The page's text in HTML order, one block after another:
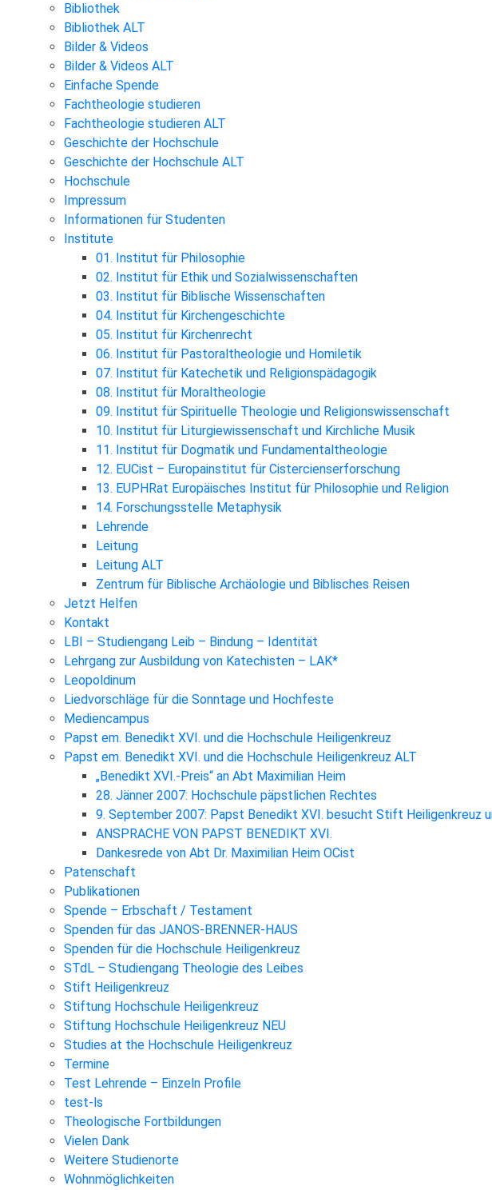
Bibliothek
Bibliothek ALT
Bilder & Videos
Bilder & Videos ALT
Einfache Spende
Fachtheologie studieren
Fachtheologie studieren ALT
Geschichte der Hochschule
Geschichte der Hochschule ALT
Hochschule
Impressum
Informationen für Studenten
Institute
01. Institut für Philosophie
02. Institut für Ethik und Sozialwissenschaften
03. Institut für Biblische Wissenschaften
04. Institut für Kirchengeschichte
05. Institut für Kirchenrecht
06. Institut für Pastoraltheologie und Homiletik
07. Institut für Katechetik und Religionspädagogik
08. Institut für Moraltheologie
09. Institut für Spirituelle Theologie und Religionswissenschaft
10. Institut für Liturgiewissenschaft und Kirchliche Musik
11. Institut für Dogmatik und Fundamentaltheologie
12. EUCist – Europainstitut für Cistercienserforschung
13. EUPHRat Europäisches Institut für Philosophie und Religion
14. Forschungsstelle Metaphysik
Lehrende
Leitung
Leitung ALT
Zentrum für Biblische Archäologie und Biblisches Reisen
Jetzt Helfen
Kontakt
LBI – Studiengang Leib – Bindung – Identität
Lehrgang zur Ausbildung von Katechisten – LAK*
Leopoldinum
Liedvorschläge für die Sonntage und Hochfeste
Mediencampus
Papst em. Benedikt XVI. und die Hochschule Heiligenkreuz
Papst em. Benedikt XVI. und die Hochschule Heiligenkreuz ALT
„Benedikt XVI.-Preis“ an Abt Maximilian Heim
28. Jänner 2007: Hochschule päpstlichen Rechtes
9. September 2007: Papst Benedikt XVI. besucht Stift Heiligenkreuz
ANSPRACHE VON PAPST BENEDIKT XVI.
Dankesrede von Abt Dr. Maximilian Heim OCist
Patenschaft
Publikationen
Spende – Erbschaft / Testament
Spenden für das JANOS-BRENNER-HAUS
Spenden für die Hochschule Heiligenkreuz
STdL – Studiengang Theologie des Leibes
Stift Heiligenkreuz
Stiftung Hochschule Heiligenkreuz
Stiftung Hochschule Heiligenkreuz NEU
Studies at the Hochschule Heiligenkreuz
Termine
Test Lehrende – Einzeln Profile
test-ls
Theologische Fortbildungen
Vielen Dank
Weitere Studienorte
Wohnmöglichkeiten